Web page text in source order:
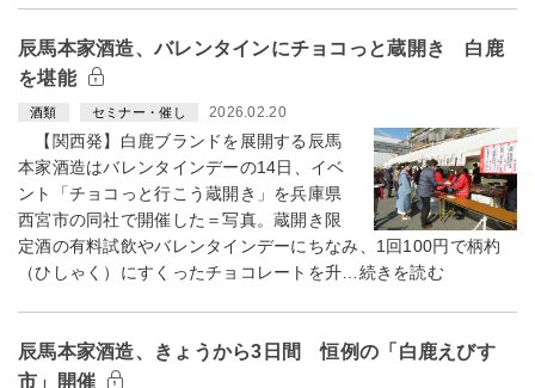
辰馬本家酒造、バレンタインにチョコっと蔵開き 白鹿
を堪能
酒類 セミナー・催し 2026.02.20
【関西発】白鹿ブランドを展開する辰馬
本家酒造はバレンタインデーの14日、イベ
ント「チョコっと行こう蔵開き」を兵庫県
西宮市の同社で開催した＝写真。蔵開き限
定酒の有料試飲やバレンタインデーにちなみ、1回100円で柄杓
（ひしゃく）にすくったチョコレートを升…続きを読む
辰馬本家酒造、きょうから3日間 恒例の「白鹿えびす
市」開催